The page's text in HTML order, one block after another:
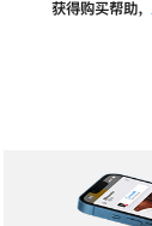
获得购买帮助，